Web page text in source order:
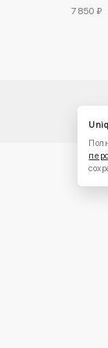
7850 ₽